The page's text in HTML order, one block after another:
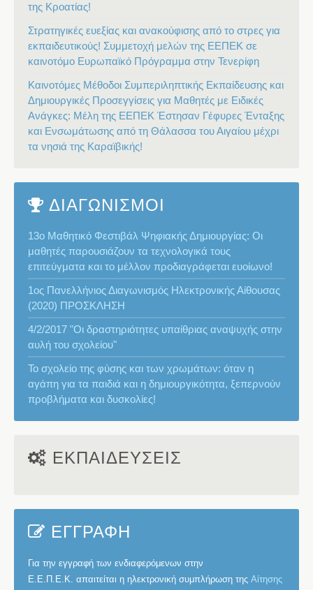
της Κροατίας!
Στρατηγικές ευεξίας και ανακούφισης από το στρες για
εκπαιδευτικούς! Συμμετοχή μελών της ΕΕΠΕΚ σε
καινοτόμο Ευρωπαϊκό Πρόγραμμα στην Τενερίφη
Καινοτόμες Μέθοδοι Συμπεριληπτικής Εκπαίδευσης και
Δημιουργικές Προσεγγίσεις για Μαθητές με Ειδικές
Ανάγκες: Μέλη της ΕΕΠΕΚ Έστησαν Γέφυρες Ένταξης
και Ενσωμάτωσης από τη Θάλασσα του Αιγαίου μέχρι
τα νησιά της Καραϊβικής!
ΔΙΑΓΩΝΙΣΜΟΙ
13ο Μαθητικό Φεστιβάλ Ψηφιακής Δημιουργίας: Οι
μαθητές παρουσιάζουν τα τεχνολογικά τους
επιτεύγματα και το μέλλον προδιαγράφεται ευοίωνο!
1ος Πανελλήνιος Διαγωνισμός Ηλεκτρονικής Αίθουσας
(2020) ΠΡΟΣΚΛΗΣΗ
4/2/2017 "Οι δραστηριότητες υπαίθριας αναψυχής στην
αυλή του σχολείου"
Το σχολείο της φύσης και των χρωμάτων: όταν η
αγάπη για τα παιδιά και η δημιουργικότητα, ξεπερνούν
προβλήματα και δυσκολίες!
ΕΚΠΑΙΔΕΥΣΕΙΣ
ΕΓΓΡΑΦΗ
Για την εγγραφή των ενδιαφερόμενων στην
Ε.Ε.Π.Ε.Κ. απαιτείται η ηλεκτρονική συμπλήρωση της Αίτησης